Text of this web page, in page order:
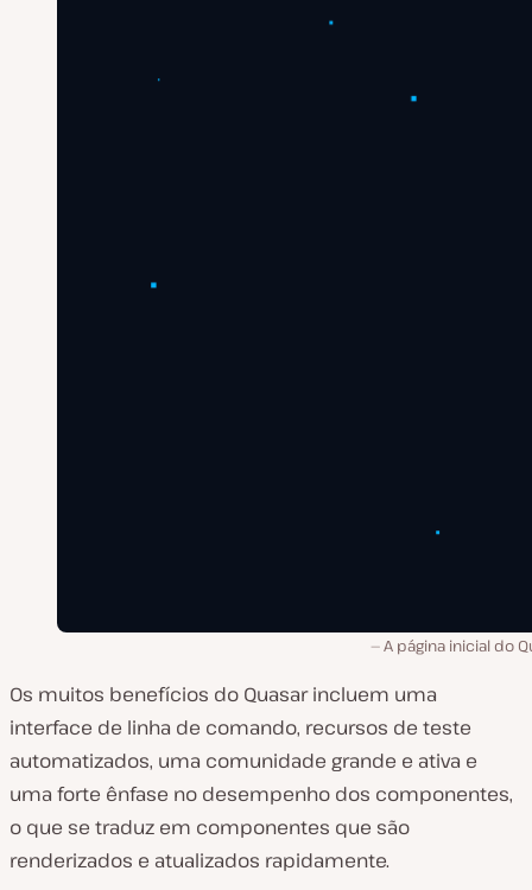
A página inicial do
Os muitos benefícios do Quasar incluem uma
interface de linha de comando, recursos de teste
automatizados, uma comunidade grande e ativa e
uma forte ênfase no desempenho dos componentes,
o que se traduz em componentes que são
renderizados e atualizados rapidamente.